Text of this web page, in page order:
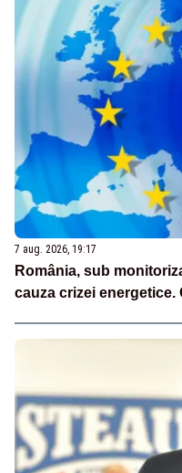
7 aug. 2026, 19:17
România, sub
cauza crizei energetice.